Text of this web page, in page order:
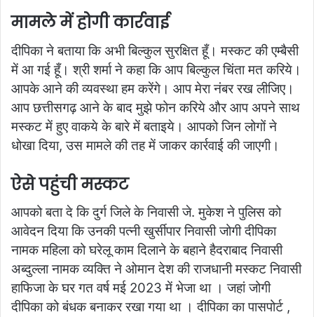
मामले में होगी कार्रवाई
दीपिका ने बताया कि अभी बिल्कुल सुरक्षित हूँ। मस्कट की एम्बैसी
में आ गई हूँ। श्री शर्मा ने कहा कि आप बिल्कुल चिंता मत करिये।
आपके आने की व्यवस्था हम करेंगे। आप मेरा नंबर रख लीजिए।
आप छत्तीसगढ़ आने के बाद मुझे फोन करिये और आप अपने साथ
मस्कट में हुए वाकये के बारे में बताइये। आपको जिन लोगों ने
धोखा दिया, उस मामले की तह में जाकर कार्रवाई की जाएगी।
ऐसे पहुंची मस्कट
आपको बता दे कि दुर्ग जिले के निवासी जे. मुकेश ने पुलिस को
आवेदन दिया कि उनकी पत्नी खुर्सीपार निवासी जोगी दीपिका
नामक महिला को घरेलू काम दिलाने के बहाने हैदराबाद निवासी
अब्दुल्ला नामक व्यक्ति ने ओमान देश की राजधानी मस्कट निवासी
हाफिजा के घर गत वर्ष मई 2023 में भेजा था । जहां जोगी
दीपिका को बंधक बनाकर रखा गया था । दीपिका का पासपोर्ट ,